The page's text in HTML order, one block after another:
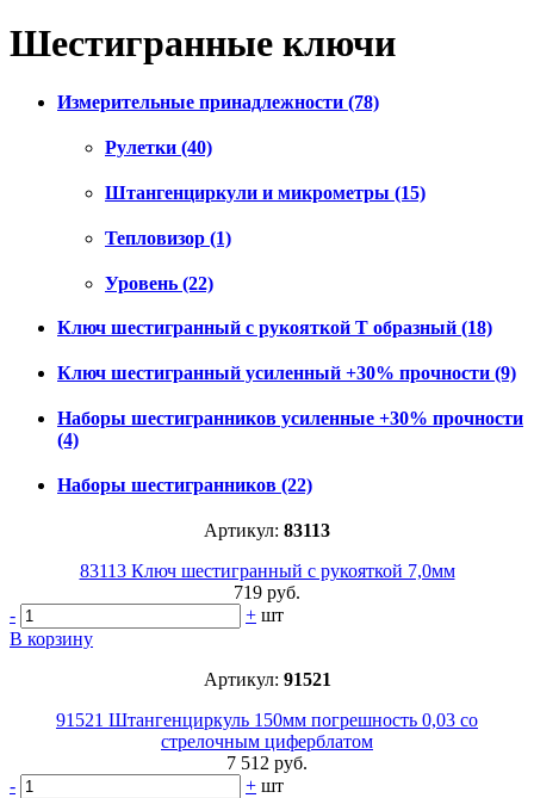
Шестигранные ключи
Измерительные принадлежности (78)
Рулетки (40)
Штангенциркули и микрометры (15)
Тепловизор (1)
Уровень (22)
Ключ шестигранный с рукояткой Т образный (18)
Ключ шестигранный усиленный +30% прочности (9)
Наборы шестигранников усиленные +30% прочности
(4)
Наборы шестигранников (22)
Артикул: 83113
83113 Ключ шестигранный с рукояткой 7,0мм
719 руб.
-
+ шт
В корзину
Артикул: 91521
91521 Штангенциркуль 150мм погрешность 0,03 со
стрелочным циферблатом
7 512 руб.
-
+ шт